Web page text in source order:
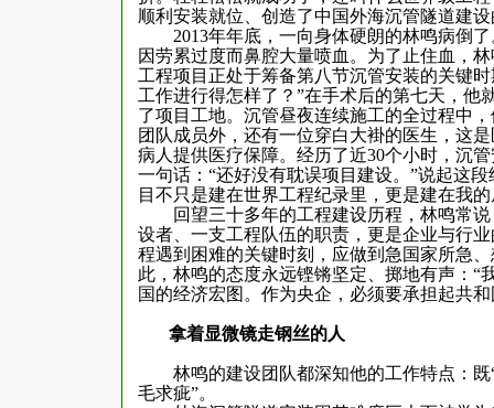
顺利安装就位、创造了中国外海沉管隧道建
2013年年底，一向身体硬朗的林鸣病倒
因劳累过度而鼻腔大量喷血。为了止住血，
工程项目正处于筹备第八节沉管安装的关键
工作进行得怎样了？”在手术后的第七天，他
了项目工地。沉管昼夜连续施工的全过程中
团队成员外，还有一位穿白大褂的医生，这
病人提供医疗保障。经历了近30个小时，沉
一句话：“还好没有耽误项目建设。”说起这
目不只是建在世界工程纪录里，更是建在我
回望三十多年的工程建设历程，林鸣常说
设者、一支工程队伍的职责，更是企业与行
程遇到困难的关键时刻，应做到急国家所急
此，林鸣的态度永远铿锵坚定、掷地有声：“
国的经济宏图。作为央企，必须要承担起共
拿着显微镜走钢丝的人
林鸣的建设团队都深知他的工作特点：既“
毛求疵”。